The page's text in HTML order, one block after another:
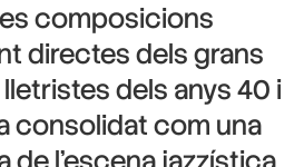
composicions
directes dels grans
dels anys 40 i
consolidat com una